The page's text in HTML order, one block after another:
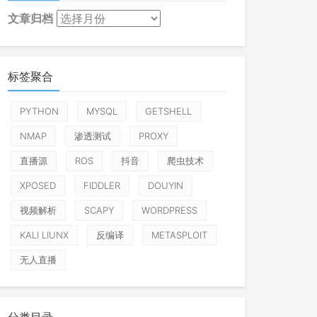
文章归档
标签聚合
PYTHON MYSQL GETSHELL
NMAP 渗透测试 PROXY
直播源 ROS 抖音 爬虫技术
XPOSED FIDDLER DOUYIN
视频解析 SCAPY WORDPRESS
KALI LIUNX 反编译 METASPLOIT
无人直播